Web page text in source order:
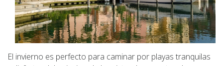
El invierno es perfecto para caminar por playas tranquilas